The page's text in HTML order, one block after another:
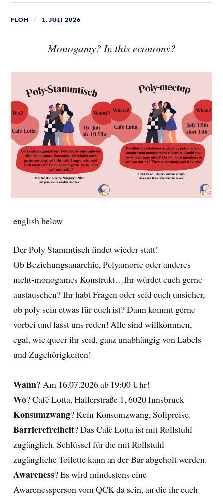
FLOH 1. JULI 2026
Monogamy? In this economy?
english below
Der Poly Stammtisch findet wieder statt!
Ob Beziehungsanarchie, Polyamorie oder anderes
nicht-monogames Konstrukt…Ihr würdet euch gerne
austauschen? Ihr habt Fragen oder seid euch unsicher,
ob poly sein etwas für euch ist? Dann kommt gerne
vorbei und lasst uns reden! Alle sind willkommen,
egal, wie queer ihr seid, ganz unabhängig von Labels
und Zugehörigkeiten!
Wann?Am 16.07.2026 ab 19:00 Uhr!
Wo? Café Lotta, Hallerstraße 1, 6020 Innsbruck
Konsumzwang? Kein Konsumzwang, Solipreise.
Barrierefreiheit? Das Cafe Lotta ist mit Rollstuhl
zugänglich. Schlüssel für die mit Rollstuhl
zugängliche Toilette kann an der Bar abgeholt werden.
Awareness? Es wird mindestens eine
Awarenessperson vom QCK da sein, an die ihr euch